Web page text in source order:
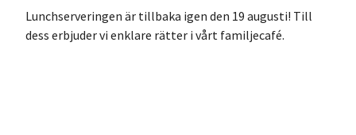
Lunchserveringen är tillbaka igen den 19 augusti! Till
dess erbjuder vi enklare rätter i vårt familjecafé.